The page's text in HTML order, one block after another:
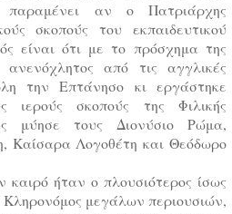
παραμένει αν ο Πατριάρχης
σκοπούς του εκπαιδευτικού
είναι ότι με το πρόσχημα της
ανενόχλητος από τις αγγλικές
την Επτάνησο κι εργάστηκε
ιερούς σκοπούς της Φιλικής
μύησε τους Διονύσιο Ρώμα,
Καίσαρα Λογοθέτη και Θεόδωρο
καιρό ήταν ο πλουσιότερος ίσως
μεγάλων περιουσιών,